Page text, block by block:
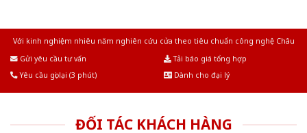
Với kinh nghiệm nhiêu năm nghiên cứu cửa theo tiêu chuẩn công nghệ Châu
Gửi yêu cầu tư vấn
Tải báo giá tổng hợp
Yêu cầu gọi lại (3 phút)
Dành cho đại lý
ĐỐI TÁC KHÁCH HÀNG